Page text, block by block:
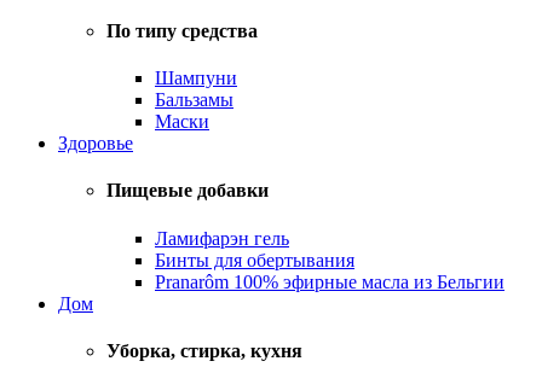
По типу средства
Шампуни
Бальзамы
Маски
Здоровье
Пищевые добавки
Ламифарэн гель
Бинты для обертывания
Pranarôm 100% эфирные масла из Бельгии
Дом
Уборка, стирка, кухня